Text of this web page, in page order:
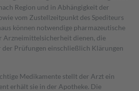
Region und in Abhängigkeit der
vom Zustellzeitpunkt des Spediteurs
können notwendige pharmazeutische
Arzneimittelsicherheit dienen, die
Prüfungen einschließlich Klärungen
Medikamente stellt der Arzt ein
erhält sie in der Apotheke. Die